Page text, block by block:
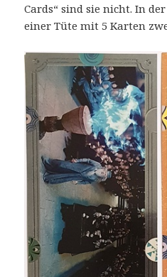
Cards“ sind sie nicht. In
einer Tüte mit 5 Karten